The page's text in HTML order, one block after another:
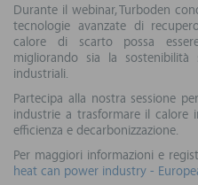
Durante il webinar, Turboden
tecnologie avanzate di
calore di scarto possa
migliorando sia la
industriali.
Partecipa alla nostra sessione
industrie a trasformare il
efficienza e decarbonizzazione.
Per maggiori informazioni e
heat can power industry -